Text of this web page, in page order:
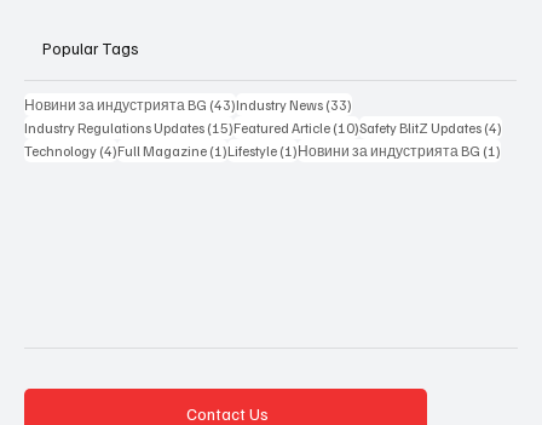
Popular Tags
Новини за индустрията BG (43)43 posts
Industry News (33)
Industry Regulations Updates (15)15 posts
Featured Article (10)10 posts
Safety BlitZ Updates (4)
Technology (4)4 posts
Full Magazine (1)1 post
Lifestyle (1)1 post
Новини за индустрията BG (1)
Contact Us